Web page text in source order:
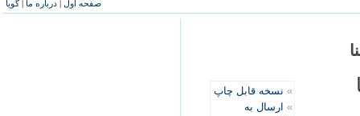
صفحه اول | درباره ما |گویا
» نسخه قابل چاپ
» ارسال به